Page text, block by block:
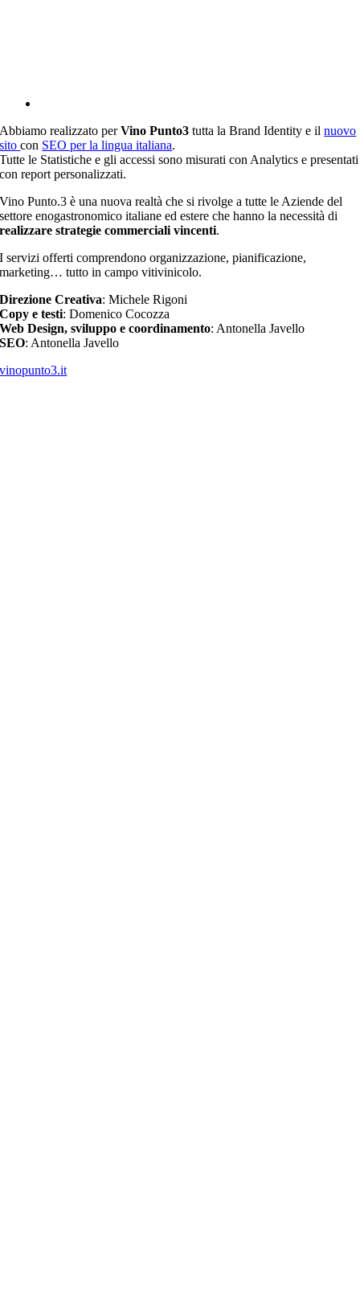
Abbiamo realizzato perVino Punto3 tutta la Brand Identity e ilnuovo
sitocon SEO per la lingua italiana.
Tutte le Statistiche e gli accessi sono misurati con Analytics e presentati
con report personalizzati.
Vino Punto.3 è una nuova realtà che si rivolge a tutte le Aziende del
settore enogastronomico italiane ed estere che hanno la necessità di
realizzare strategie commerciali vincenti.
I servizi offerti comprendono organizzazione, pianificazione,
marketing… tutto in campo vitivinicolo.
Direzione Creativa: Michele Rigoni
Copy e testi: Domenico Cocozza
Web Design, sviluppo e coordinamento: Antonella Javello
SEO: Antonella Javello
vinopunto3.it